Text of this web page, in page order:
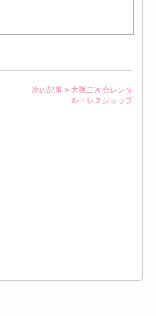
次の記事 » 大阪二次会レンタ
ルドレスショップ